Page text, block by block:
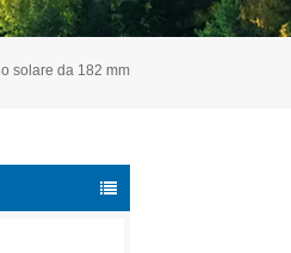
Italiano
Español
solare da 182 mm